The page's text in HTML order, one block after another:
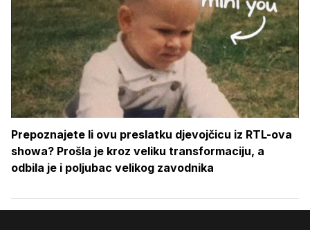
Prepoznajete li ovu preslatku djevojčicu iz RTL-ova
showa? Prošla je kroz veliku transformaciju, a
odbila je i poljubac velikog zavodnika